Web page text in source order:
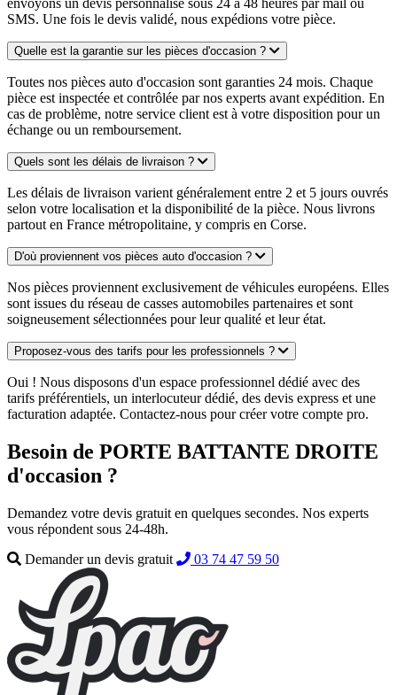
envoyons un devis personnalisé sous 24 à 48 heures par mail ou
SMS. Une fois le devis validé, nous expédions votre pièce.
Quelle est la garantie sur les pièces d'occasion ?
Toutes nos pièces auto d'occasion sont garanties 24 mois. Chaque
pièce est inspectée et contrôlée par nos experts avant expédition. En
cas de problème, notre service client est à votre disposition pour un
échange ou un remboursement.
Quels sont les délais de livraison ?
Les délais de livraison varient généralement entre 2 et 5 jours ouvrés
selon votre localisation et la disponibilité de la pièce. Nous livrons
partout en France métropolitaine, y compris en Corse.
D'où proviennent vos pièces auto d'occasion ?
Nos pièces proviennent exclusivement de véhicules européens. Elles
sont issues du réseau de casses automobiles partenaires et sont
soigneusement sélectionnées pour leur qualité et leur état.
Proposez-vous des tarifs pour les professionnels ?
Oui ! Nous disposons d'un espace professionnel dédié avec des
tarifs préférentiels, un interlocuteur dédié, des devis express et une
facturation adaptée. Contactez-nous pour créer votre compte pro.
Besoin de PORTE BATTANTE DROITE
d'occasion ?
Demandez votre devis gratuit en quelques secondes. Nos experts
vous répondent sous 24-48h.
Demander un devis gratuit
03 74 47 59 50